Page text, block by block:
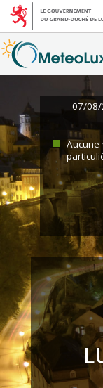
07/08/
Aucune